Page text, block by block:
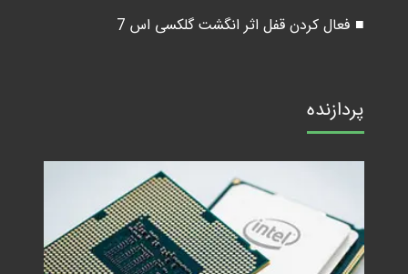
■ فعال کردن قفل اثر انگشت گلکسی اس 7
پردازنده